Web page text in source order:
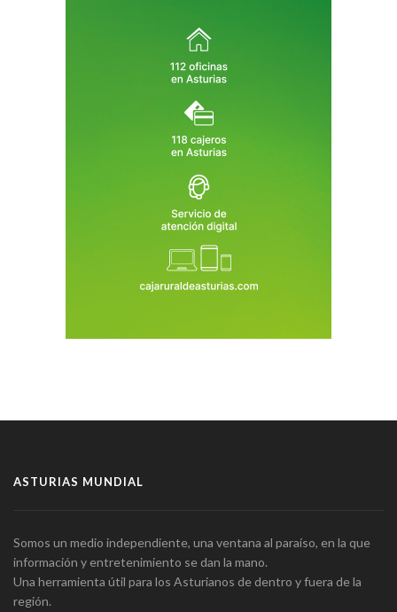
ASTURIAS MUNDIAL
Somos un medio independiente, una ventana al paraíso, en la que
información y entretenimiento se dan la mano.
Una herramienta útil para los Asturianos de dentro y fuera de la
región.